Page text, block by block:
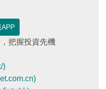
把握投資先機
)